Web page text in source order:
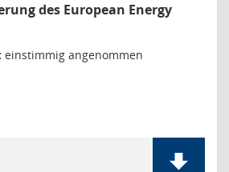
des European Energy
einstimmig angenommen